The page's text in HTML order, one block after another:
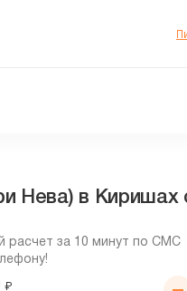
Нева) в Киришах
расчет за 10 минут по СМС
₽